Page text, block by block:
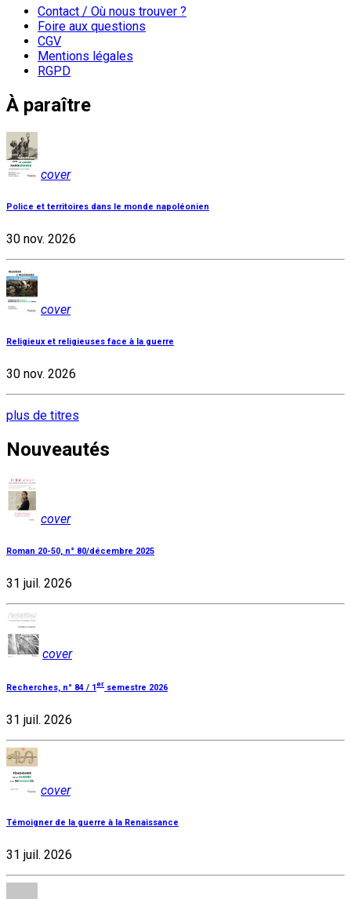
Contact / Où nous trouver ?
Foire aux questions
CGV
Mentions légales
RGPD
À paraître
cover
Police et territoires dans le monde napoléonien
30 nov. 2026
cover
Religieux et religieuses face à la guerre
30 nov. 2026
plus de titres
Nouveautés
cover
Roman 20-50, n° 80/décembre 2025
31 juil. 2026
cover
Recherches, n° 84 / 1 er semestre 2026
31 juil. 2026
cover
Témoigner de la guerre à la Renaissance
31 juil. 2026